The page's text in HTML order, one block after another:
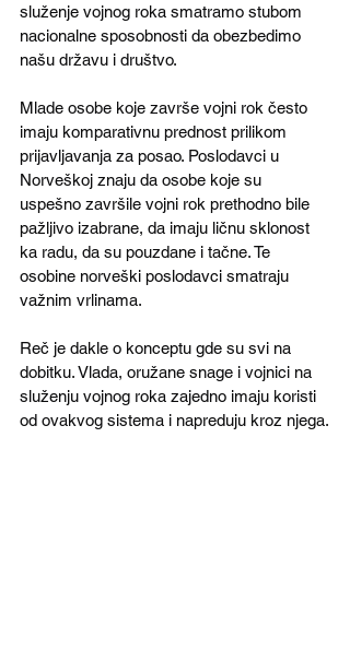
služenje vojnog roka smatramo stubom
nacionalne sposobnosti da obezbedimo
našu državu i društvo.
Mlade osobe koje završe vojni rok često
imaju komparativnu prednost prilikom
prijavljavanja za posao. Poslodavci u
Norveškoj znaju da osobe koje su
uspešno završile vojni rok prethodno bile
pažljivo izabrane, da imaju ličnu sklonost
ka radu, da su pouzdane i tačne. Te
osobine norveški poslodavci smatraju
važnim vrlinama.
Reč je dakle o konceptu gde su svi na
dobitku. Vlada, oružane snage i vojnici na
služenju vojnog roka zajedno imaju koristi
od ovakvog sistema i napreduju kroz njega.